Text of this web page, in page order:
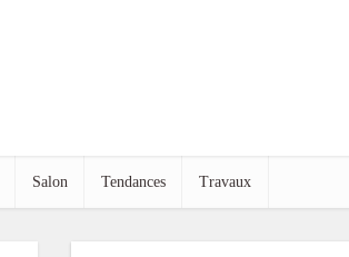
Salon Tendances Travaux